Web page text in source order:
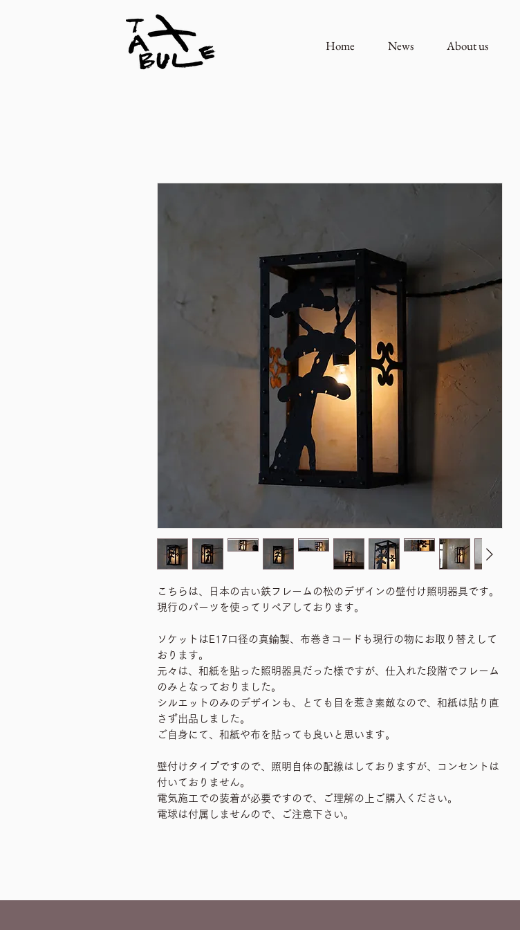
Home News About us
こちらは、日本の古い鉄フレームの松のデザインの壁付け照明器具です。
現行のパーツを使ってリペアしております。
ソケットはE17口径の真鍮製、布巻きコードも現行の物にお取り替えして
おります。
元々は、和紙を貼った照明器具だった様ですが、仕入れた段階でフレーム
のみとなっておりました。
シルエットのみのデザインも、とても目を惹き素敵なので、和紙は貼り直
さず出品しました。
ご自身にて、和紙や布を貼っても良いと思います。
壁付けタイプですので、照明自体の配線はしておりますが、コンセントは
付いておりません。
電気施工での装着が必要ですので、ご理解の上ご購入ください。
電球は付属しませんので、ご注意下さい。